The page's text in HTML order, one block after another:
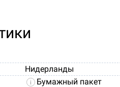
Нидерланды
Бумажный пакет